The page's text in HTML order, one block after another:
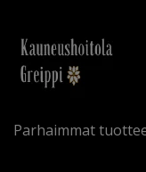
Parhaimmat